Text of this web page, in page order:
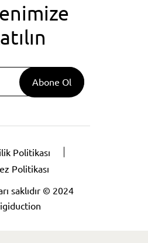
Abone Ol
saklıdır © 2024
Politikası
Politikası